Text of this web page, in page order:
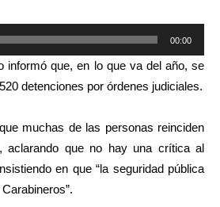
00:00
informó que, en lo que va del año, se
detenciones por órdenes judiciales.
muchas de las personas reinciden
aclarando que no hay una crítica al
en que “la seguridad pública